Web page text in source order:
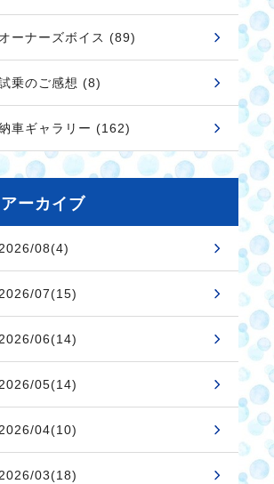
オーナーズボイス (89)
乗のご感想 (8)
車ギャラリー (162)
アーカイブ
2026/08(4)
2026/07(15)
2026/06(14)
2026/05(14)
2026/04(10)
2026/03(18)